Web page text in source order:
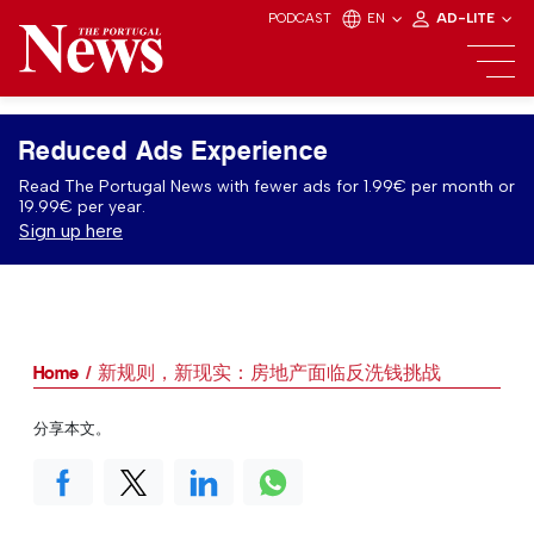
PODCAST EN AD-LITE
Reduced Ads Experience
Read The Portugal News with fewer ads for 1.99€ per month or
19.99€ per year.
Sign up here
Home 新规则，新现实：房地产面临反洗钱挑战
分享本文。